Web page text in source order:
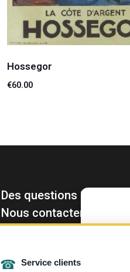
Pour offrir
stocker et/
permettra
Le fait de
Hossegor
€60.00
Des questions ?
Nous contacter :
☎ Service clients